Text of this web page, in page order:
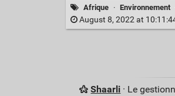
Afrique · Environnement
August 8, 2022 at
Shaarli · Le